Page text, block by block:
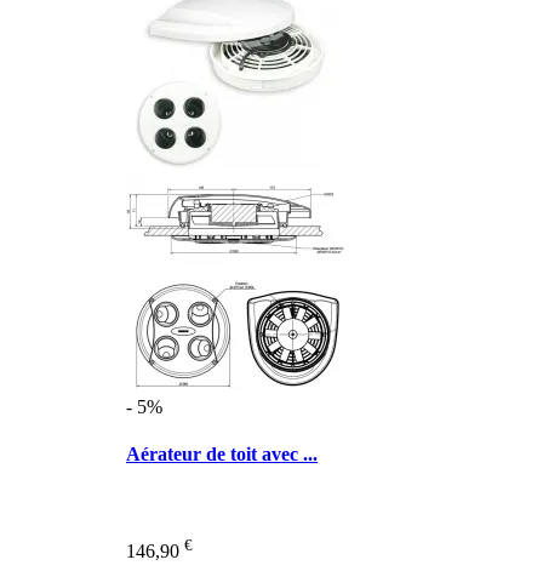
- 5%
Aérateur de toit avec ...
146,90 €